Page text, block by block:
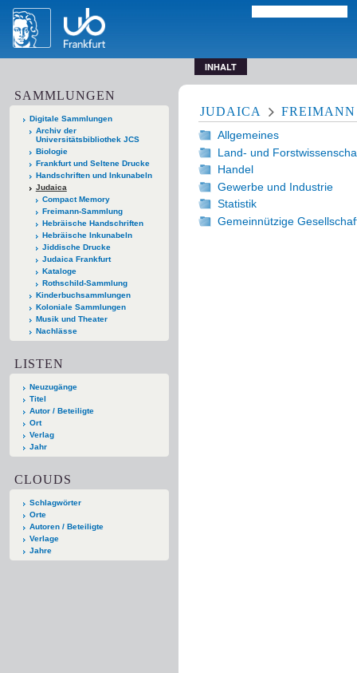
INHALT
SAMMLUNGEN
Digitale Sammlungen
Archiv der
Universitätsbibliothek JCS
Biologie
Frankfurt und Seltene Drucke
Handschriften und Inkunabeln
Judaica
Compact Memory
Freimann-Sammlung
Hebräische Handschriften
Hebräische Inkunabeln
Jiddische Drucke
Judaica Frankfurt
Kataloge
Rothschild-Sammlung
Kinderbuchsammlungen
Koloniale Sammlungen
Musik und Theater
Nachlässe
LISTEN
Neuzugänge
Titel
Autor / Beteiligte
Ort
Verlag
Jahr
CLOUDS
Schlagwörter
Orte
Autoren / Beteiligte
Verlage
Jahre
JUDAICA FREIMANN
Allgemeines
Land- und
Handel
Gewerbe und Industrie
Statistik
Gemeinnützige